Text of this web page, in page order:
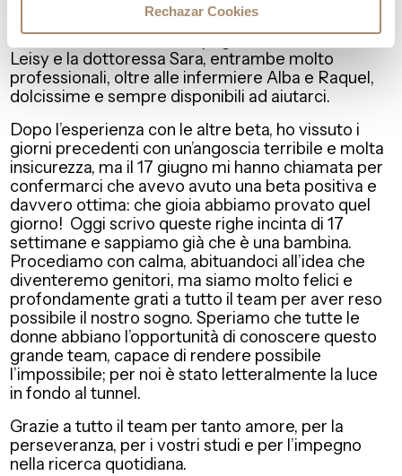
Rechazar Cookies
paure sono andate scomparendo. Nel nostro
cammino ci hanno accompagnato la dottoressa
Leisy e la dottoressa Sara, entrambe molto
professionali, oltre alle infermiere Alba e Raquel,
dolcissime e sempre disponibili ad aiutarci.
Dopo l’esperienza con le altre beta, ho vissuto i
giorni precedenti con un’angoscia terribile e molta
insicurezza, ma il 17 giugno mi hanno chiamata per
confermarci che avevo avuto una beta positiva e
davvero ottima: che gioia abbiamo provato quel
giorno! Oggi scrivo queste righe incinta di 17
settimane e sappiamo già che è una bambina.
Procediamo con calma, abituandoci all’idea che
diventeremo genitori, ma siamo molto felici e
profondamente grati a tutto il team per aver reso
possibile il nostro sogno. Speriamo che tutte le
donne abbiano l’opportunità di conoscere questo
grande team, capace di rendere possibile
l’impossibile; per noi è stato letteralmente la luce
in fondo al tunnel.
Grazie a tutto il team per tanto amore, per la
perseveranza, per i vostri studi e per l’impegno
nella ricerca quotidiana.